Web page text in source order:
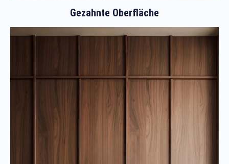
Gezahnte Oberfläche